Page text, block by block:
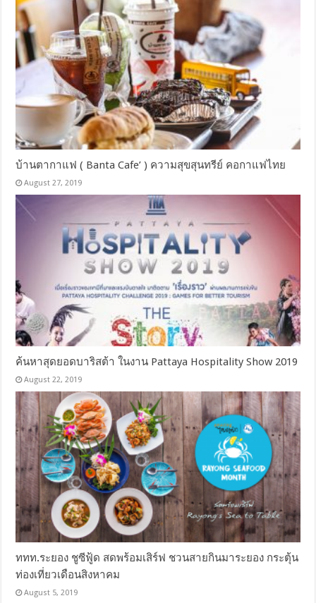
บ้านตากาแฟ ( Banta Cafe’ ) ความสุขสุนทรีย์ คอกาแฟไทย
August 27, 2019
ค้นหาสุดยอดบาริสต้า ในงาน Pattaya Hospitality Show 2019
August 22, 2019
ททท.ระยอง ชูซีฟู้ด สดพร้อมเสิร์ฟ ชวนสายกินมาระยอง กระตุ้น
ท่องเที่ยวเดือนสิงหาคม
August 5, 2019